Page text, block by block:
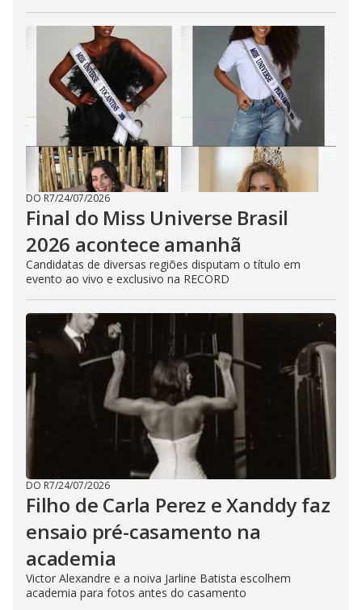
DO R7/24/07/2026
Final do Miss Universe Brasil
2026 acontece amanhã
Candidatas de diversas regiões disputam o título em
evento ao vivo e exclusivo na RECORD
DO R7/24/07/2026
Filho de Carla Perez e Xanddy faz
ensaio pré-casamento na
academia
Victor Alexandre e a noiva Jarline Batista escolhem
academia para fotos antes do casamento